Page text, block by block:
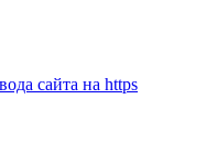
сайта на https